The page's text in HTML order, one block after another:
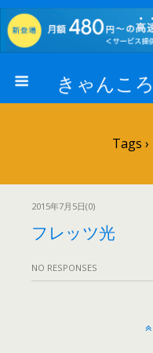
Tags
2015年7月5日(0)
フレッツ光
NO RESPONSES